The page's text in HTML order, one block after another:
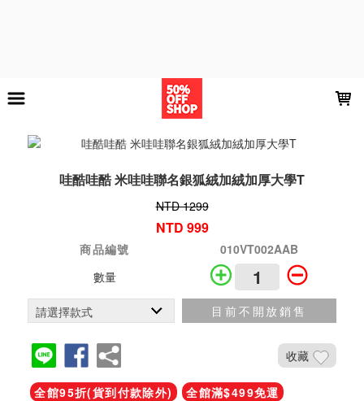
哇酷哇酷 米哇哇聯名銀狐絨加絨加厚大學T
NTD 1299
NTD 999
商品編號
010VT002AAB
數量
目前不開放銷售
收藏
全館95折(貨到付款除外)
全館滿$499免運